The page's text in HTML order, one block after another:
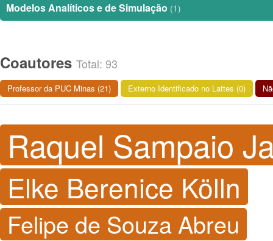
Modelos Analíticos e de Simulação (1)
Coautores Total: 93
Professor da PUC Minas (21) Externo Identificado no Lattes (0)
Raquel Sampaio
Elke Berenice Kölln
Felipe de Souza Abreu